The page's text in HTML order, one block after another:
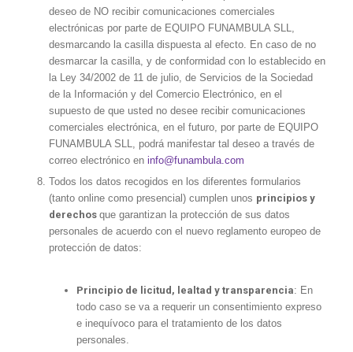
deseo de NO recibir comunicaciones comerciales
electrónicas por parte de EQUIPO FUNAMBULA SLL,
desmarcando la casilla dispuesta al efecto. En caso de no
desmarcar la casilla, y de conformidad con lo establecido en
la Ley 34/2002 de 11 de julio, de Servicios de la Sociedad
de la Información y del Comercio Electrónico, en el
supuesto de que usted no desee recibir comunicaciones
comerciales electrónica, en el futuro, por parte de EQUIPO
FUNAMBULA SLL, podrá manifestar tal deseo a través de
correo electrónico en info@funambula.com
Todos los datos recogidos en los diferentes formularios
(tanto online como presencial) cumplen unos principios y
derechos que garantizan la protección de sus datos
personales de acuerdo con el nuevo reglamento europeo de
protección de datos:
Principio de licitud, lealtad y transparencia: En
todo caso se va a requerir un consentimiento expreso
e inequívoco para el tratamiento de los datos
personales.